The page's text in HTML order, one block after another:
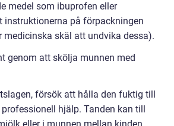
medel som ibuprofen eller
instruktionerna på förpackningen
medicinska skäl att undvika dessa).
genom att skölja munnen med
försök att hålla den fuktig till
hjälp. Tanden kan till